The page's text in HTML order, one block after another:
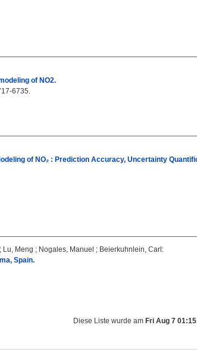
of NO2.
6735.
of NO₂ : Prediction Accuracy, Uncertainty
; Lu, Meng ; Nogales, Manuel ; Beierkuhnlein, Carl :
Spain.
Diese Liste wurde am Fri Aug 7